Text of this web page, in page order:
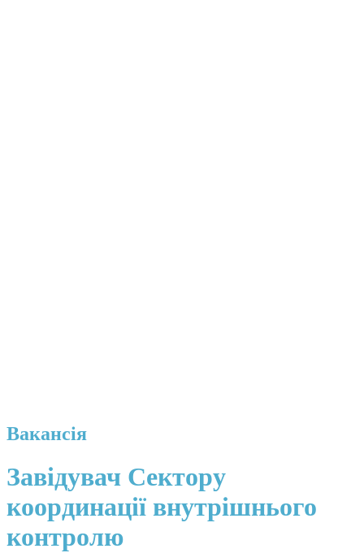
Вакансія
Завідувач Сектору
координації внутрішнього
контролю